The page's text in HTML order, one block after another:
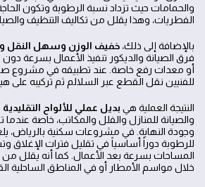
والحمامات حيث تزداد نسبة الرطوبة وتكون
الفطريات، وهذا يقلل من تكاليف التنظيف
بالإضافة إلى ذلك، خفيف الوزن وسهل النقل
فرق الصيانة والديكور تنفيذ الأعمال بسرعة دون
أو معدات رفع خاصة. عند تطبيقه في مشروع
للفنيين نقل القطع عبر السلالم ثم تركيبه على
النتيجة العملية هي بديل عملي للألواح التقليدية
والصيانة للمنازل والفلل والمكاتب، خاصة عندما
وجودة النهاية. في مشروعات سكنية بالرياض،
للرطوبة دوراً أساسياً في تقليل فترات الإغلاق
المساحات بسرعة بعد الأعمال. كما أنه يقلل من
خلال مواسم الأمطار أو في المناطق الساحلية